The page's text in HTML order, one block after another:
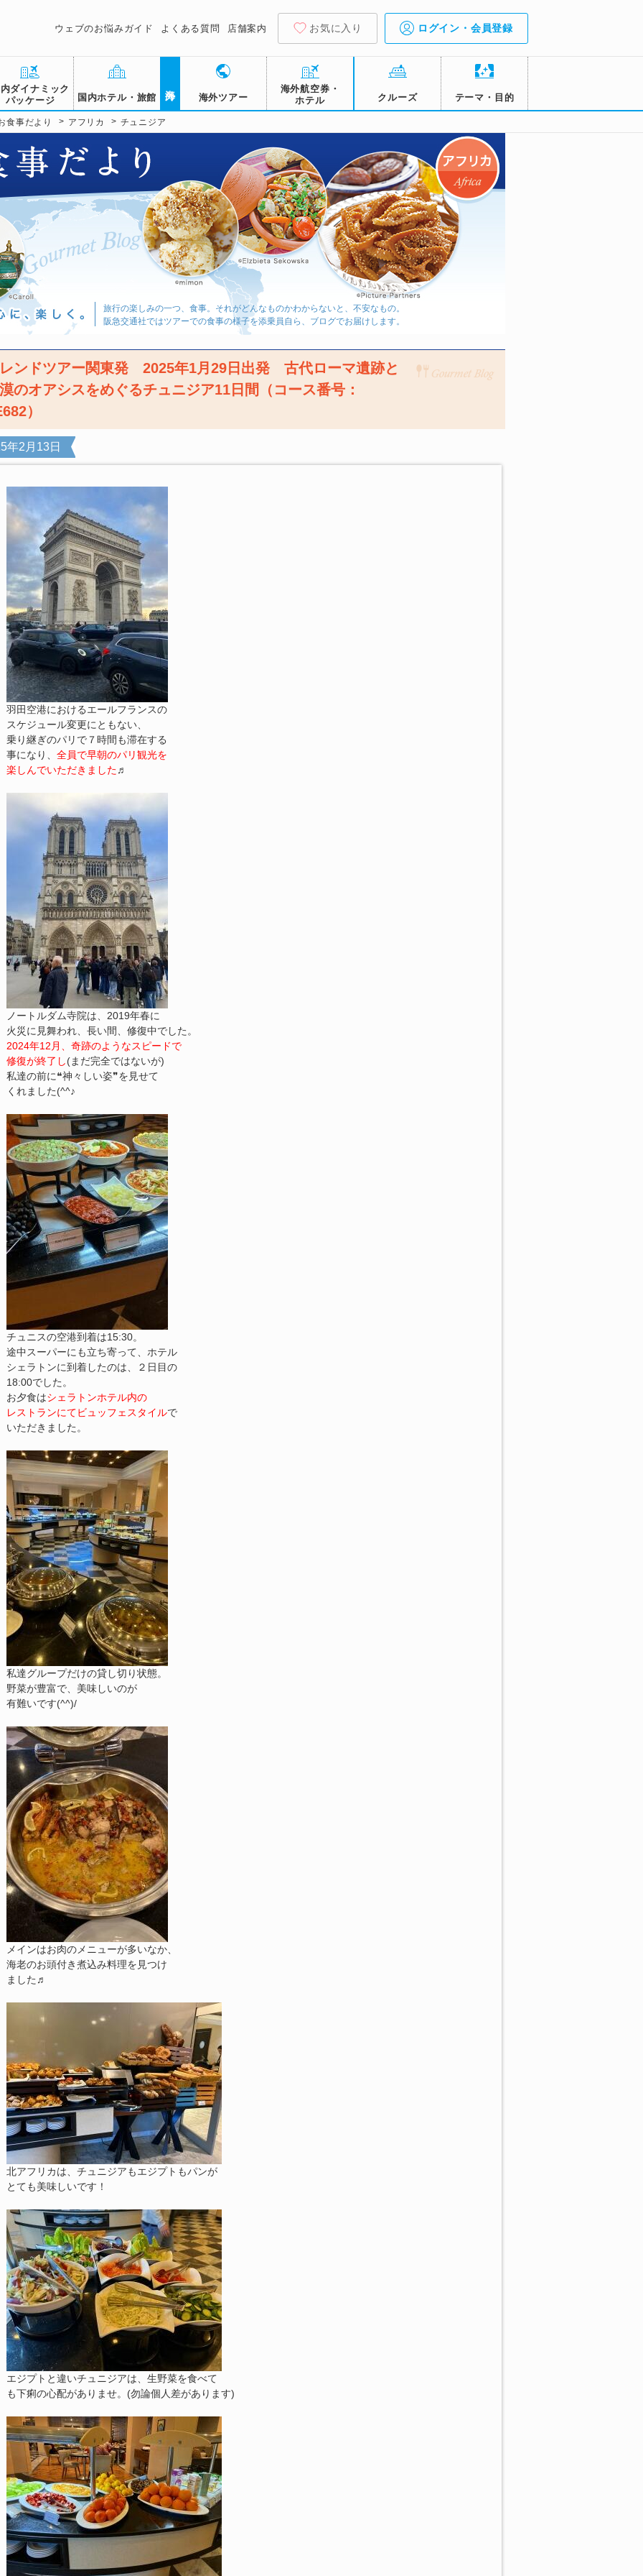
ウェブのお悩みガイド よくある質問 店舗案内 お気に入り ログイン・会員登録
ダイナミック
パッケージ
国内ホテル・旅館 海外ツアー
海外航空券・
ホテル
クルーズ テーマ・目的
食事だより > アフリカ > チュニジア
旅行の楽しみの一つ、食事。それがどんなものかわからないと、不安なもの。
阪急交通社ではツアーでの食事の様子を添乗員自ら、ブログでお届けします。
ンドツアー関東発 2025年1月29日出発 古代ローマ遺跡と
のオアシスをめぐるチュニジア11日間（コース番号：
）
年2月13日
羽田空港におけるエールフランスの
スケジュール変更にともない、
乗り継ぎのパリで７時間も滞在する
事になり、 全員で早朝のパリ観光を
楽しんでいただきました♬
ノートルダム寺院は、2019年春に
火災に見舞われ、長い間、修復中でした。
2024年12月、奇跡のようなスピードで
修復が終了し(まだ完全ではないが)
私達の前に❝神々しい姿❞を見せて
くれました(^^♪
チュニスの空港到着は15:30。
途中スーパーにも立ち寄って、ホテル
シェラトンに到着したのは、２日目の
18:00でした。
お夕食はシェラトンホテル内の
レストランにてビュッフェスタイルで
いただきました。
私達グループだけの貸し切り状態。
野菜が豊富で、美味しいのが
有難いです(^^)/
メインはお肉のメニューが多いなか、
海老のお頭付き煮込み料理を見つけ
ました♬
北アフリカは、チュニジアもエジプトもパンが
とても美味しいです！
エジプトと違いチュニジアは、生野菜を食べて
も下痢の心配がありませ。(勿論個人差があります)